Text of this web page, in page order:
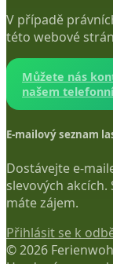
V případě
této webové
Můžete nás
našem
E-mailový seznam
Dostávejte e-
slevových
máte zájem.
Přihlásit se k
© 2026